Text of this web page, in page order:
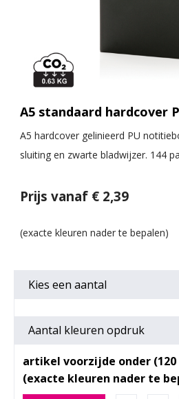
A5 standaard hardcover
A5 hardcover gelinieerd PU
sluiting en zwarte bladwijzer. 144
Prijs vanaf € 2,39
Kies een aantal
Aantal kleuren opdruk
artikel voorzijde onder (120